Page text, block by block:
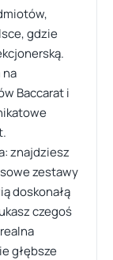
gdzie
Baccarat i
znajdziesz
zestawy
doskonałą
czegoś
głębsze